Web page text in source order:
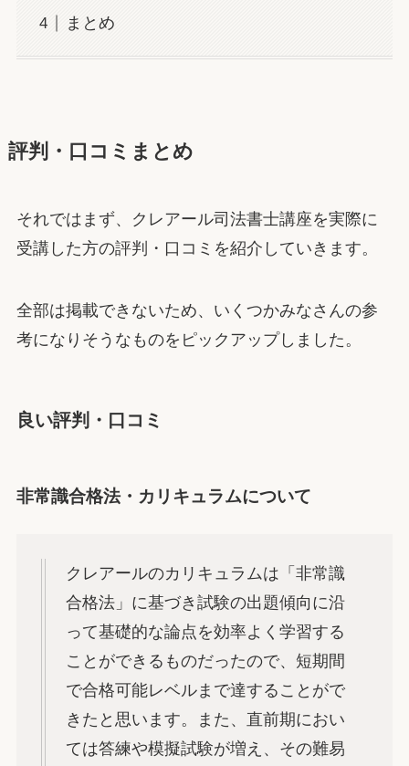
まとめ
評判・口コミまとめ
それではまず、クレアール司法書士講座を実際に
受講した方の評判・口コミを紹介していきます。
全部は掲載できないため、いくつかみなさんの参
考になりそうなものをピックアップしました。
良い評判・口コミ
非常識合格法・カリキュラムについて
クレアールのカリキュラムは「非常識
合格法」に基づき試験の出題傾向に沿
って基礎的な論点を効率よく学習する
ことができるものだったので、短期間
で合格可能レベルまで達することがで
きたと思います。また、直前期におい
ては答練や模擬試験が増え、その難易